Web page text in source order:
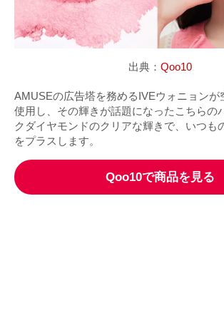
出典： Qoo10
AMUSEの広告塔を務めるIVEウォニョンが
使用し、その輝きが話題になったこちら
クダイヤモンドのクリアな輝きで、いつも
をプラスします。
Qoo10で商品を見る